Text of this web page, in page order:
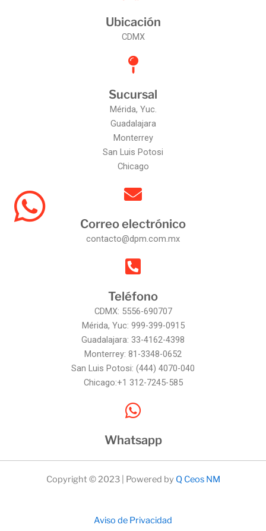
Ubicación
CDMX
Sucursal
Mérida, Yuc.
Guadalajara
Monterrey
San Luis Potosi
Chicago
Correo electrónico
contacto@dpm.com.mx
Teléfono
CDMX: 5556-690707
Mérida, Yuc: 999-399-0915
Guadalajara: 33-4162-4398
Monterrey: 81-3348-0652
San Luis Potosi: (444) 4070-040
Chicago:+1 312-7245-585
Whatsapp
Copyright © 2023 | Powered by Q Ceos NM
Aviso de Privacidad